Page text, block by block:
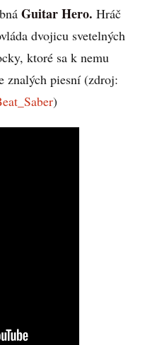
Guitar Hero. Hráč
dvojicu svetelných
ktoré sa k nemu
piesní (zdroj:
)